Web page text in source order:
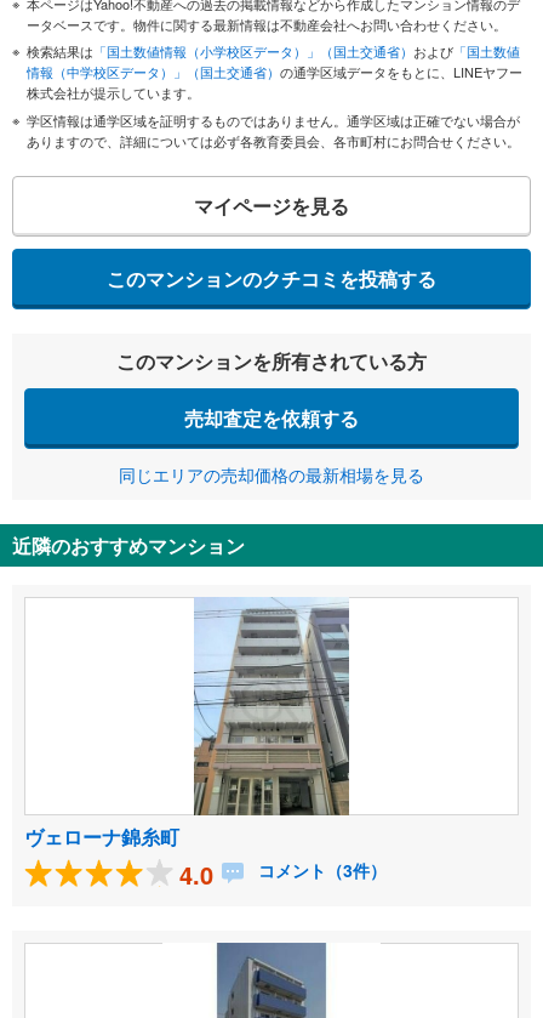
ータベースです。物件に関する最新情報は不動産会社へお問い合わせください。
検索結果は 「国土数値情報（小学校区データ）」（国土交通省） および 「国土数値
情報（中学校区データ）」（国土交通省） の通学区域データをもとに、LINEヤフー
株式会社が提示しています。
学区情報は通学区域を証明するものではありません。通学区域は正確でない場合が
ありますので、詳細については必ず各教育委員会、各市町村にお問合せください。
マイページを見る
このマンションのクチコミを投稿する
このマンションを所有されている方
売却査定を依頼する
同じエリアの売却価格の最新相場を見る
近隣のおすすめマンション
ヴェローナ錦糸町
4.0 コメント（3件）